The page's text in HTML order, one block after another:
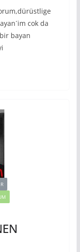
cok da
bayan